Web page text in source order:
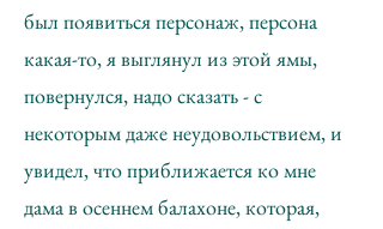
был появиться персонаж, персона
какая-то, я выглянул из этой ямы,
повернулся, надо сказать - с
некоторым даже неудовольствием, и
увидел, что приближается ко мне
дама в осеннем балахоне, которая,